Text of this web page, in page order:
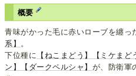
概要
青味がかった毛に赤いローブを纏っ
系】
。
下位種に
【ねこまどう】 【ミケまど
ン】
【ダークペルシャ】 が、防衛軍